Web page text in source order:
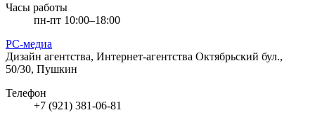
Часы работы
пн-пт 10:00–18:00
РС-медиа
Дизайн агентства, Интернет-агентства Октябрьский бул.,
50/30, Пушкин
Телефон
+7 (921) 381-06-81